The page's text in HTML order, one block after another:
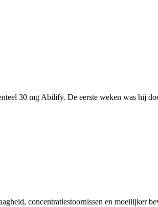
30 mg Abilify. De eerste weken was hij
concentratiestoornissen en moeilijker